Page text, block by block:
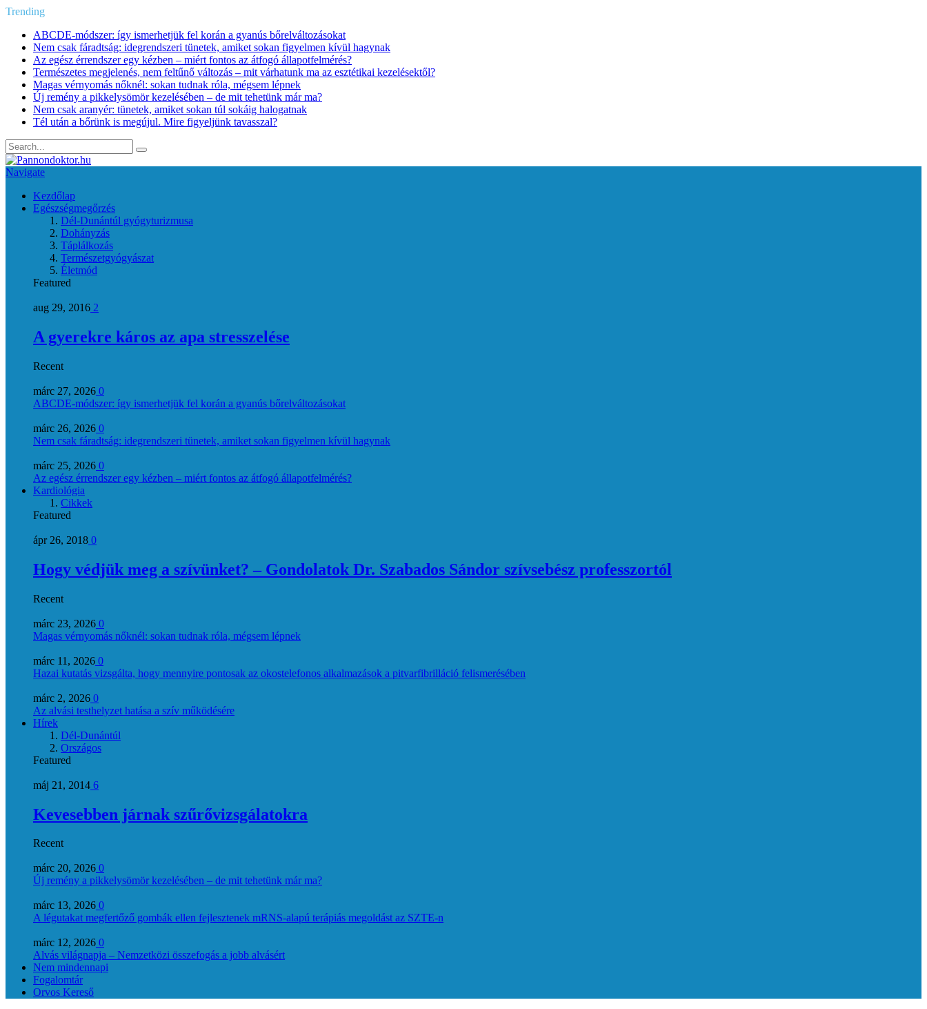
Trending
ABCDE‑módszer: így ismerhetjük fel korán a gyanús bőrelváltozásokat
Nem csak fáradtság: idegrendszeri tünetek, amiket sokan figyelmen kívül hagynak
Az egész érrendszer egy kézben – miért fontos az átfogó állapotfelmérés?
Természetes megjelenés, nem feltűnő változás – mit várhatunk ma az esztétikai kezelésektől?
Magas vérnyomás nőknél: sokan tudnak róla, mégsem lépnek
Új remény a pikkelysömör kezelésében – de mit tehetünk már ma?
Nem csak aranyér: tünetek, amiket sokan túl sokáig halogatnak
Tél után a bőrünk is megújul. Mire figyeljünk tavasszal?
Navigate
Kezdőlap
Egészségmegőrzés
Dél-Dunántúl gyógyturizmusa
Dohányzás
Táplálkozás
Természetgyógyászat
Életmód
Featured
aug 29, 2016 2
A gyerekre káros az apa stresszelése
Recent
márc 27, 2026 0
ABCDE‑módszer: így ismerhetjük fel korán a gyanús bőrelváltozásokat
márc 26, 2026 0
Nem csak fáradtság: idegrendszeri tünetek, amiket sokan figyelmen kívül hagynak
márc 25, 2026 0
Az egész érrendszer egy kézben – miért fontos az átfogó állapotfelmérés?
Kardiológia
Cikkek
Featured
ápr 26, 2018 0
Hogy védjük meg a szívünket? – Gondolatok Dr. Szabados Sándor szívsebész professzortól
Recent
márc 23, 2026 0
Magas vérnyomás nőknél: sokan tudnak róla, mégsem lépnek
márc 11, 2026 0
Hazai kutatás vizsgálta, hogy mennyire pontosak az okostelefonos alkalmazások a pitvarfibrilláció felismerésében
márc 2, 2026 0
Az alvási testhelyzet hatása a szív működésére
Hírek
Dél-Dunántúl
Országos
Featured
máj 21, 2014 6
Kevesebben járnak szűrővizsgálatokra
Recent
márc 20, 2026 0
Új remény a pikkelysömör kezelésében – de mit tehetünk már ma?
márc 13, 2026 0
A légutakat megfertőző gombák ellen fejlesztenek mRNS-alapú terápiás megoldást az SZTE-n
márc 12, 2026 0
Alvás világnapja – Nemzetközi összefogás a jobb alvásért
Nem mindennapi
Fogalomtár
Orvos Kereső